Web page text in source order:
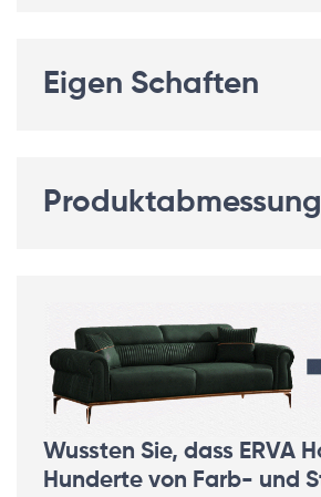
Eigen Schaften
Wussten Sie, dass ERVA
Hunderte von Farb- und